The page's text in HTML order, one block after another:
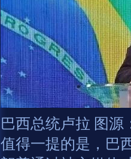
巴西总统卢拉 图源
值得一提的是，巴